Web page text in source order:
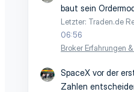
baut sein
Letzter: Traden.de
06:56
Broker Erfahrungen
SpaceX vor der
Zahlen